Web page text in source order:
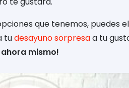
que tenemos, puedes
tudesayuno sorpresaa tu
ahora mismo!